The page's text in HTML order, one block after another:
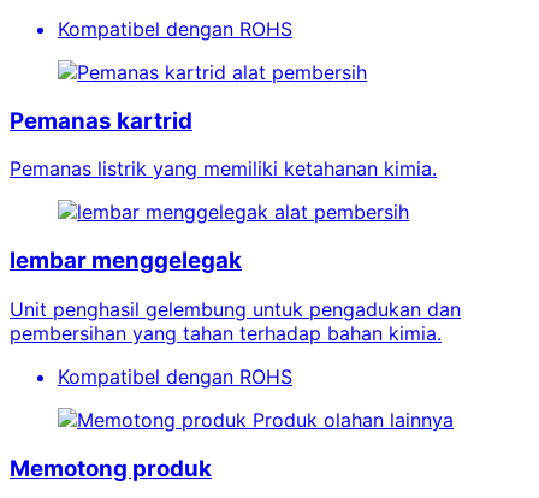
Kompatibel dengan ROHS
alat pembersih
Pemanas kartrid
Pemanas listrik yang memiliki ketahanan kimia.
alat pembersih
lembar menggelegak
Unit penghasil gelembung untuk pengadukan dan
pembersihan yang tahan terhadap bahan kimia.
Kompatibel dengan ROHS
Produk olahan lainnya
Memotong produk